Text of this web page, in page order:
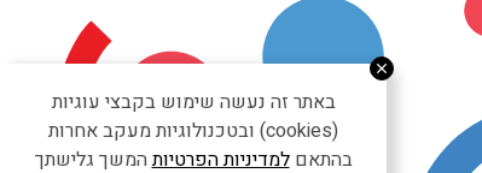
באתר זה נעשה שימוש בקבצי עוגיות
(cookies) ובטכנולוגיות מעקב אחרות
בהתאםלמדיניות הפרטיותהמשך גלישתך